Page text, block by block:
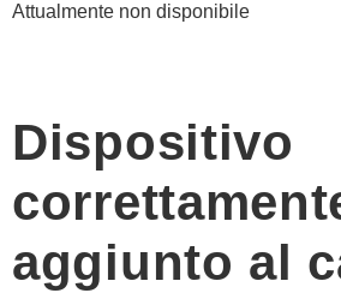
Attualmente non disponibile
Dispositivo
aggiunto al